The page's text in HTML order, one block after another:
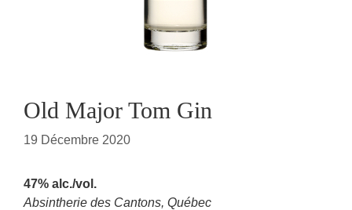
Old Major Tom Gin
19 Décembre 2020
47% alc./vol.
Absintherie des Cantons, Québec